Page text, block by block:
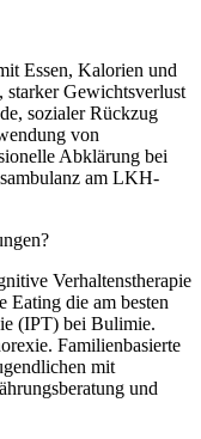
Essen, Kalorien und
starker Gewichtsverlust
sozialer Rückzug
von
Abklärung bei
am LKH-
Verhaltenstherapie
die am besten
(IPT) bei Bulimie.
Familienbasierte
mit
und